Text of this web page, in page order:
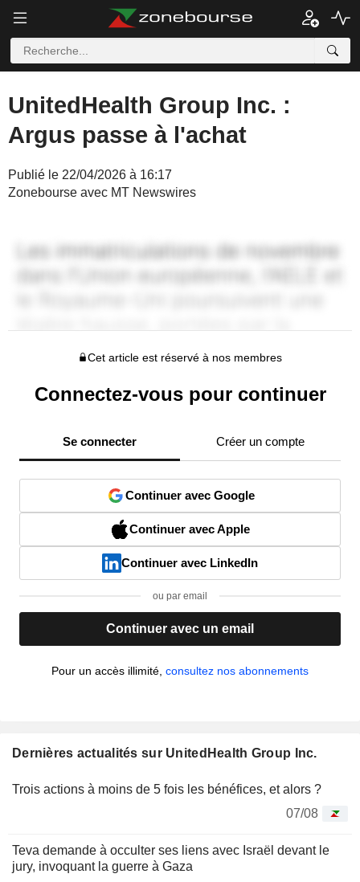
UnitedHealth Group Inc. :
Argus passe à l'achat
Publié le 22/04/2026 à 16:17
Zonebourse avec MT Newswires
Cet article est réservé à nos membres
Connectez-vous pour continuer
Se connecter Créer un compte
Continuer avec Google
Continuer avec Apple
Continuer avec LinkedIn
ou par email
Continuer avec un email
Pour un accès illimité, consultez nos abonnements
Dernières actualités sur UnitedHealth Group Inc.
Trois actions à moins de 5 fois les bénéfices, et alors ?
07/08
Teva demande à occulter ses liens avec Israël devant le
jury, invoquant la guerre à Gaza